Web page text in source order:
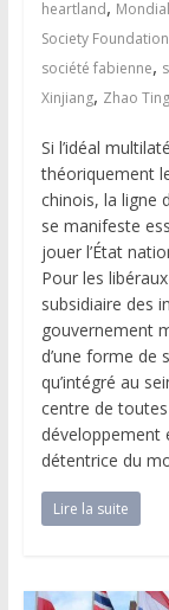
heartland,
Society
société fabienne,
Xinjiang, Zhao
Si l’idéal
théoriquement
chinois, la ligne
se manifeste
jouer l’État
Pour les
subsidiaire des
gouvernement
d’une forme de
qu’intégré au
centre de
développement
détentrice du
Lire la suite